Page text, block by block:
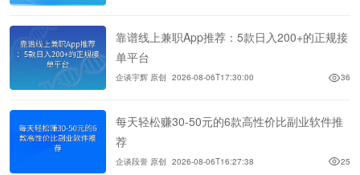
靠谱线上兼职App推荐：5款日入200+的正规接
单平台
企谈宇辉 原创 2026-08-06T17:30:00 36
每天轻松赚30-50元的6款高性价比副业软件推
荐
企谈段誉 原创 2026-08-06T16:27:38 25